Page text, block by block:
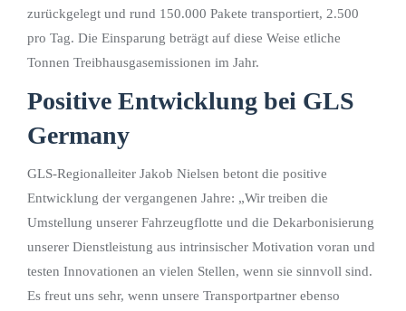
zurückgelegt und rund 150.000 Pakete transportiert, 2.500
pro Tag. Die Einsparung beträgt auf diese Weise etliche
Tonnen Treibhausgasemissionen im Jahr.
Positive Entwicklung bei GLS
Germany
GLS-Regionalleiter Jakob Nielsen betont die positive
Entwicklung der vergangenen Jahre: „Wir treiben die
Umstellung unserer Fahrzeugflotte und die Dekarbonisierung
unserer Dienstleistung aus intrinsischer Motivation voran und
testen Innovationen an vielen Stellen, wenn sie sinnvoll sind.
Es freut uns sehr, wenn unsere Transportpartner ebenso